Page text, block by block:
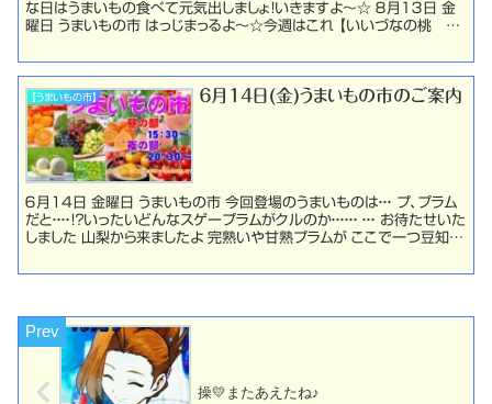
な日はうまいもの食べて元気出しましょ！いきますよ～☆ ８月１３日 金
曜日 うまいもの市 はっじまっるよ～☆今週はこれ 【いいづなの桃 初
【うまいもの市】 ６月14日(金)うまいもの市のご案内
６月14日 金曜日 うまいもの市 今回登場のうまいものは・・・ プ、プラム
だと・・・・！？いったいどんなスゲープラムがクルのか・・・・・・ ・・・ お待たせいた
しました 山梨から来ましたよ 完熟いや甘熟プラムが ここで一つ豆知識
操💛またあえたね♪